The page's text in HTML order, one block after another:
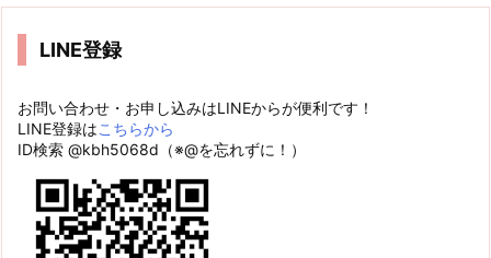
LINE登録
お問い合わせ・お申し込みはLINEからが便利です！
LINE登録はこちらから
ID検索 @kbh5068d（※@を忘れずに！）